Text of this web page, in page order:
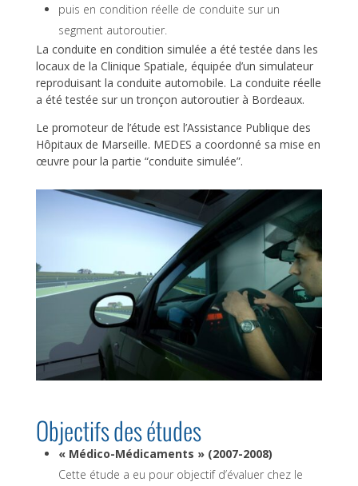
puis en condition réelle de conduite sur un
segment autoroutier.
La conduite en condition simulée a été testée dans les
locaux de la Clinique Spatiale, équipée d’un simulateur
reproduisant la conduite automobile. La conduite réelle
a été testée sur un tronçon autoroutier à Bordeaux.
Le promoteur de l’étude est l’Assistance Publique des
Hôpitaux de Marseille. MEDES a coordonné sa mise en
œuvre pour la partie “conduite simulée”.
Objectifs des études
« Médico-Médicaments » (2007-2008)
Cette étude a eu pour objectif d’évaluer chez le